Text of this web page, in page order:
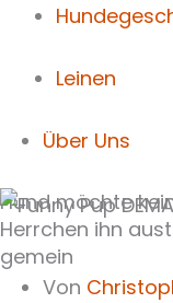
Leinen
Über Uns
Hund möchte
Herrchen ihn
gemein
Von